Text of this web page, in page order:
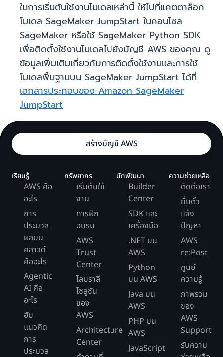
ในการเริ่มต้นใช้งานโมเดลเหล่านี้ ให้ไปที่แคตตาล็อก
โมเดล SageMaker JumpStart ในคอนโซล
SageMaker หรือใช้ SageMaker Python SDK
เพื่อติดตั้งใช้งานโมเดลไปยังบัญชี AWS ของคุณ ดู
ข้อมูลเพิ่มเติมเกี่ยวกับการติดตั้งใช้งานและการใช้
โมเดลพื้นฐานบน SageMaker JumpStart ได้ที่
เอกสารประกอบของ Amazon SageMaker
JumpStart
สร้างบัญชี AWS
เรียนรู้
AWS คือ
อะไร
การ
ประมวล
ผลบน
คลาวด์
คืออะไร
Agentic
AI คือ
อะไร
ฮับ
แนวคิด
การ
ประมวล
ทรัพยากร
เริ่มต้นใช้
งาน
การฝึก
อบรม
AWS
Trust
Center
ไลบราลี
โซลูชัน
ของ
AWS
Architecture
Center
นักพัฒนา
Builder
Center
SDK และ
เครื่องมือ
.NET บน
AWS
Python
บน AWS
Java บน
AWS
PHP บน
AWS
JavaScript
ความช่วยเหลือ
ติดต่อเรา
ยื่นตั๋ว
แจ้ง
ปัญหา
AWS
re:Post
ศูนย์
ความรู้
ภาพรวม
ของ
AWS
Support
รับความ